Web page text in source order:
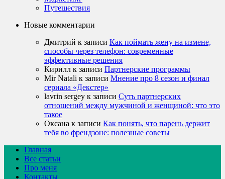
Путешествия
Новые комментарии
Дмитрий к записи Как поймать жену на измене,
способы через телефон: современные
эффективные решения
Кирилл к записи Партнерские программы
Mir Natali к записи Мнение про 8 сезон и финал
сериала «Декстер»
lavrin sergey к записи Суть партнерских
отношений между мужчиной и женщиной: что это
такое
Оксана к записи Как понять, что парень держит
тебя во френдзоне: полезные советы
Главная
Все статьи
Про меня
Контакты